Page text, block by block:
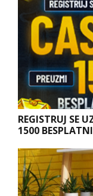
REGISTRUJ SE
1500